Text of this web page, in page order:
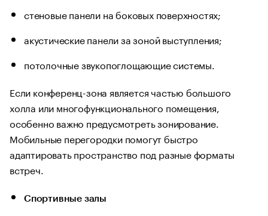
стеновые панели на боковых поверхностях;
акустические панели за зоной выступления;
потолочные звукопоглощающие системы.
Если конференц-зона является частью большого
холла или многофункционального помещения,
особенно важно предусмотреть зонирование.
Мобильные перегородки помогут быстро
адаптировать пространство под разные форматы
встреч.
Спортивные залы